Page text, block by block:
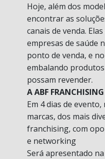
Hoje, além dos
encontrar as
canais de venda.
empresas de saúde
ponto de venda, e
embalando
possam revender.
A ABF
Em 4 dias de
marcas, dos mais
franchising, com
e networking
Será apresentado na